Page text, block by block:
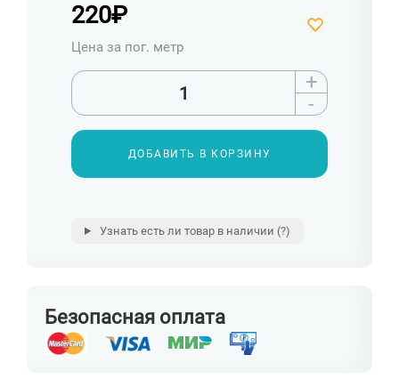
220₽
Цена за пог. метр
+
-
ДОБАВИТЬ В КОРЗИНУ
Узнать есть ли товар в наличии (?)
Безопасная оплата